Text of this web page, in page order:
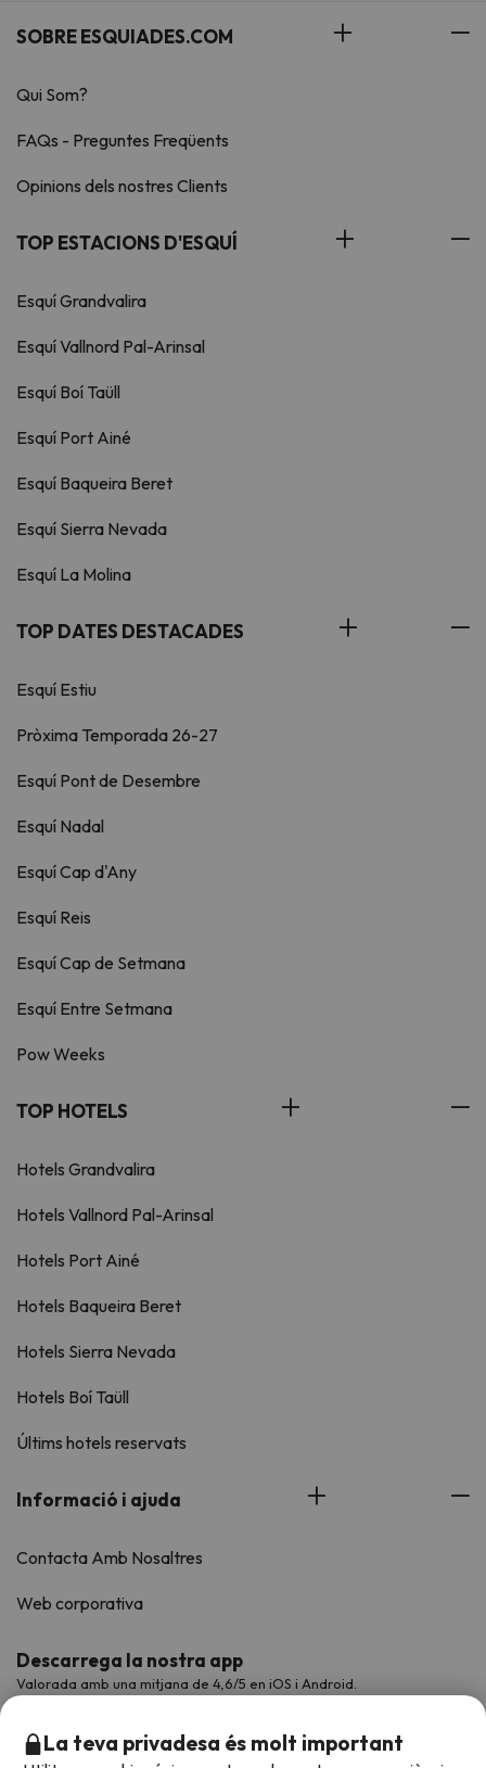
SOBRE ESQUIADES.COM
Qui Som?
FAQs - Preguntes Freqüents
Opinions dels nostres Clients
TOP ESTACIONS D'ESQUÍ
Esquí Grandvalira
Esquí Vallnord Pal-Arinsal
Esquí Boí Taüll
Esquí Port Ainé
Esquí Baqueira Beret
Esquí Sierra Nevada
Esquí La Molina
TOP DATES DESTACADES
Esquí Estiu
Pròxima Temporada 26-27
Esquí Pont de Desembre
Esquí Nadal
Esquí Cap d'Any
Esquí Reis
Esquí Cap de Setmana
Esquí Entre Setmana
Pow Weeks
TOP HOTELS
Hotels Grandvalira
Hotels Vallnord Pal-Arinsal
Hotels Port Ainé
Hotels Baqueira Beret
Hotels Sierra Nevada
Hotels Boí Taüll
Últims hotels reservats
Informació i ajuda
Contacta Amb Nosaltres
Web corporativa
Descarrega la nostra app
Valorada amb una mitjana de 4,6/5 en iOS i Android.
La teva privadesa és molt important